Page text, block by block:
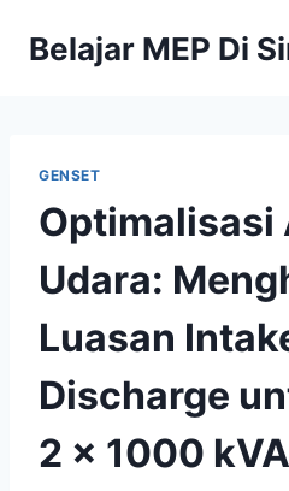
Belajar MEP Di
GENSET
Optimalisasi
Udara:
Luasan
Discharge
2 x 1000 kVA